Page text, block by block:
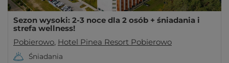
Sezon wysoki: 2-3 noce dla 2 osób + śniadania i
strefa wellness!
Pobierowo, Hotel Pinea Resort Pobierowo
Śniadania